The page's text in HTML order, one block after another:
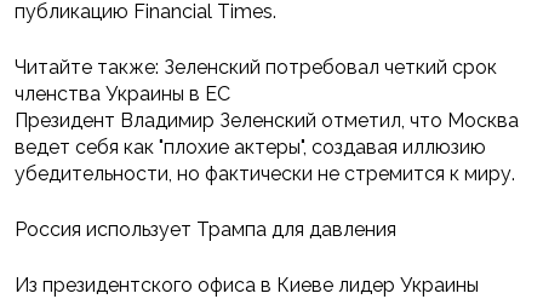
публикацию Financial Times.
Читайте также: Зеленский потребовал четкий срок
членства Украины в ЕС
Президент Владимир Зеленский отметил, что Москва
ведет себя как "плохие актеры", создавая иллюзию
убедительности, но фактически не стремится к миру.
Россия использует Трампа для давления
Из президентского офиса в Киеве лидер Украины